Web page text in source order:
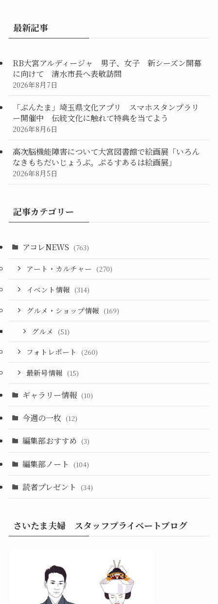
最新記事
RB大宮アルディージャ 男子、女子 新シーズン開幕
に向けて 清水市長へ表敬訪問
2026年8月7日
「ぶんたま」埼玉県文化アプリ スマホスタンプラリ
ー開催中 伝統文化に触れて特典を当てよう
2026年8月6日
高次脳機能障害について大宮図書館で絵画展「いろん
なきもちだいじょうぶ。ぷるすあるは絵画展」
2026年8月5日
記事カテゴリー
アコレNEWS (763)
アート・カルチャー (270)
イベント情報 (314)
グルメ・ショップ情報 (169)
グルメ (51)
フォトレポート (260)
最新号情報 (15)
ギャラリー情報 (10)
今週の一枚 (12)
編集部おすすめ (3)
編集部ノート (104)
読者プレゼント (34)
さいたま夫婦 スタッフプライベートブログ